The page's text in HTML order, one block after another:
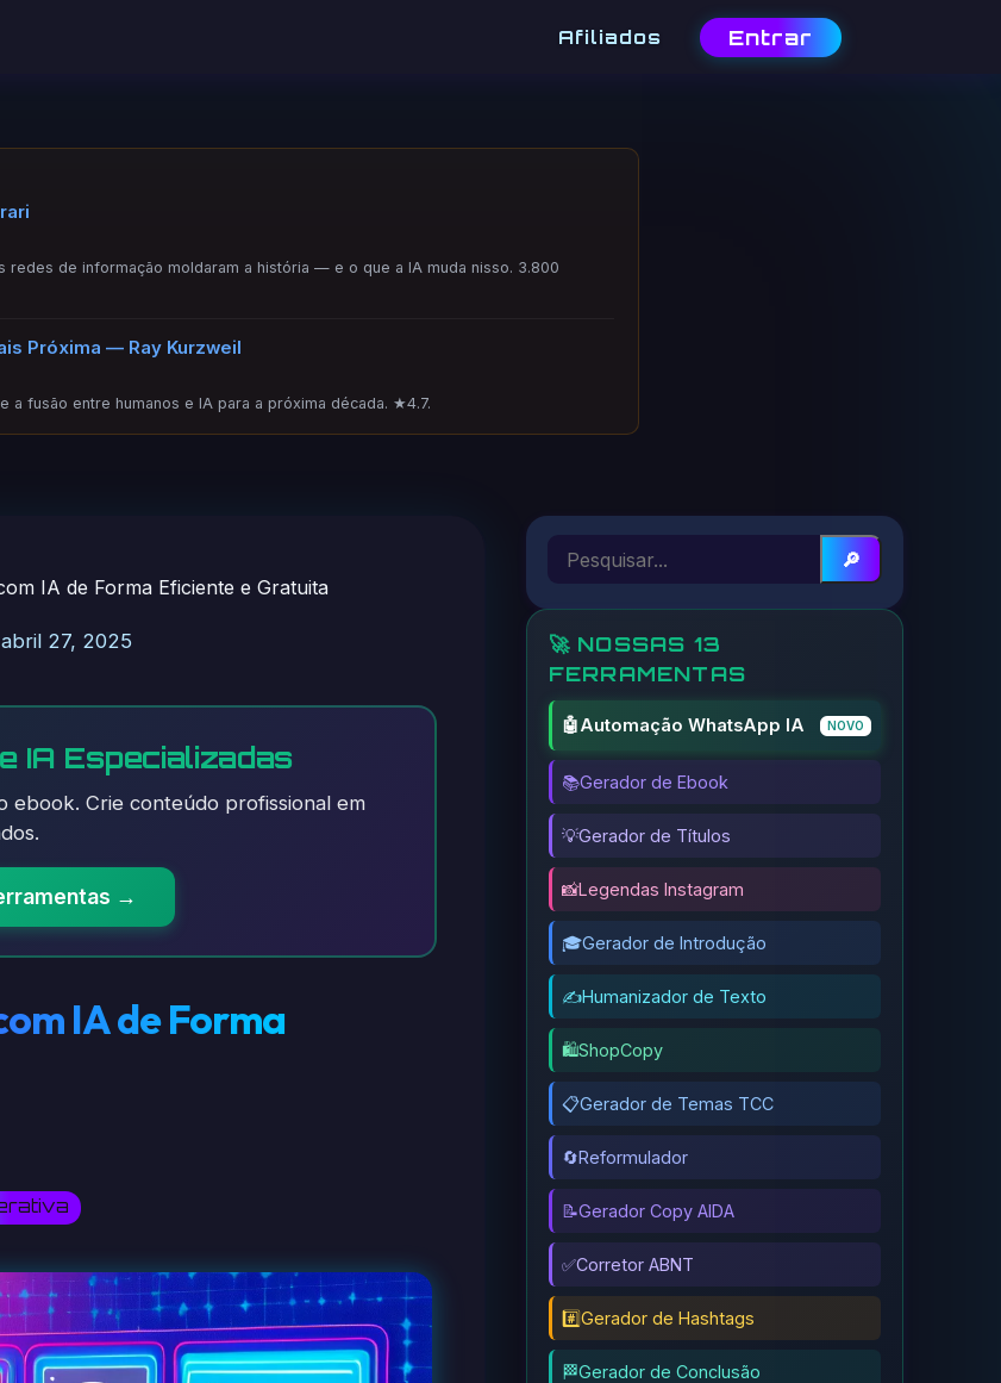
Afiliados Entrar
redes de informação moldaram a história — e o que a IA muda nisso. 3.800
Próxima — Ray Kurzweil
a fusão entre humanos e IA para a próxima década. ★4.7.
IA de Forma Eficiente e Gratuita
27, 2025
IA Especializadas
ebook. Crie conteúdo profissional em
→
IA de Forma
🔎
🚀 NOSSAS 13
FERRAMENTAS
🤖Automação WhatsApp IA NOVO
📚Gerador de Ebook
💡Gerador de Títulos
📸Legendas Instagram
🎓Gerador de Introdução
✍️Humanizador de Texto
🛍️ShopCopy
📋Gerador de Temas TCC
🔄Reformulador
📝Gerador Copy AIDA
✅Corretor ABNT
#️⃣Gerador de Hashtags
🏁Gerador de Conclusão